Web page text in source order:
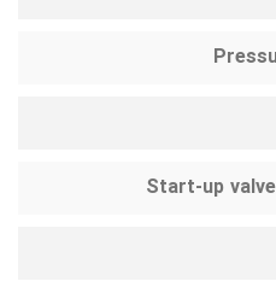
Start-up